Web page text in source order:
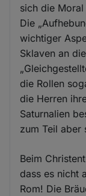
sich die
Die
wichtiger
Sklaven an
die Rollen
die Herren
Saturnalien
zum Teil aber
Beim
dass es nicht
Rom! Die